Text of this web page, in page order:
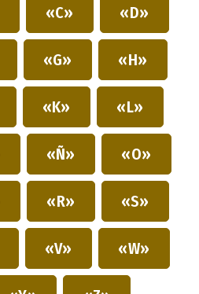
«C» «D»
«G» «H»
«K» «L»
«Ñ» «O»
«R» «S»
«V» «W»